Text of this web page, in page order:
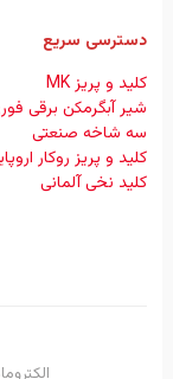
دسترسی سریع
کلید و پریز MK
شیر آبگرمکن برقی
سه شاخه صنعتی
کلید و پریز روکار
کلید نخی آلمانی